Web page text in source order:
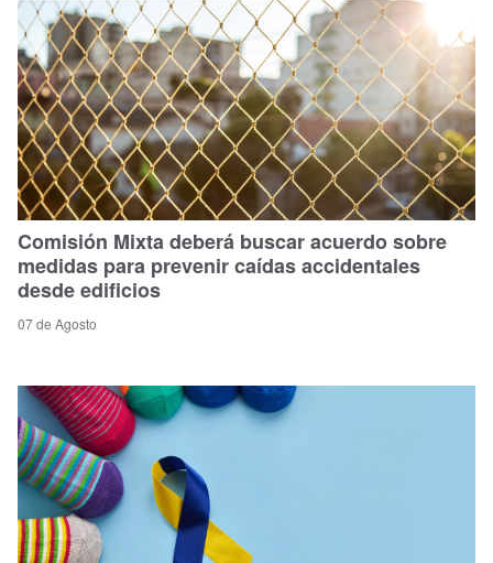
Comisión Mixta deberá buscar acuerdo sobre
medidas para prevenir caídas accidentales
desde edificios
07 de Agosto